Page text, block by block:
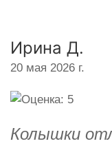
Ирина Д.
20 мая 2026 г.
Колышки